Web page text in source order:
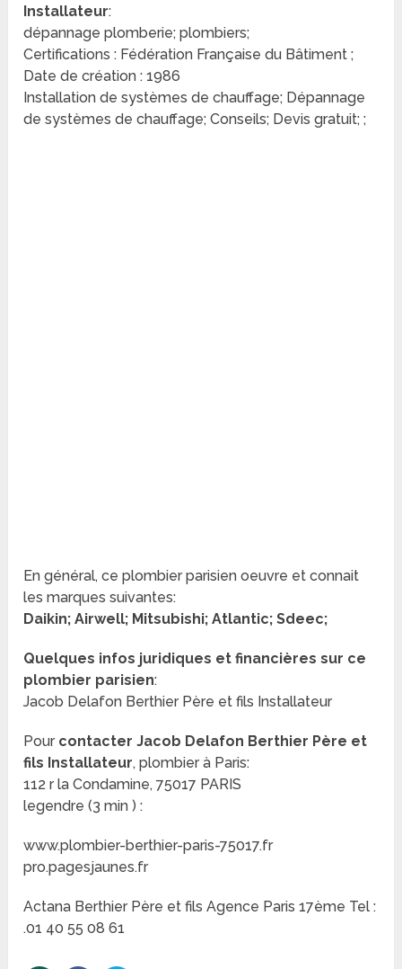
Installateur:
dépannage plomberie; plombiers;
Certifications : Fédération Française du Bâtiment ;
Date de création : 1986
Installation de systèmes de chauffage; Dépannage
de systèmes de chauffage; Conseils; Devis gratuit; ;
En général, ce plombier parisien oeuvre et connait
les marques suivantes:
Daikin; Airwell; Mitsubishi; Atlantic; Sdeec;
Quelques infos juridiques et financières sur ce
plombier parisien:
Jacob Delafon Berthier Père et fils Installateur
Pour contacter Jacob Delafon Berthier Père et
fils Installateur, plombier à Paris:
112 r la Condamine, 75017 PARIS
legendre (3 min ) :
www.plombier-berthier-paris-75017.fr
pro.pagesjaunes.fr
Actana Berthier Père et fils Agence Paris 17ème Tel :
.01 40 55 08 61